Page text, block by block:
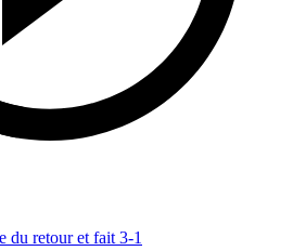
retour et fait 3-1